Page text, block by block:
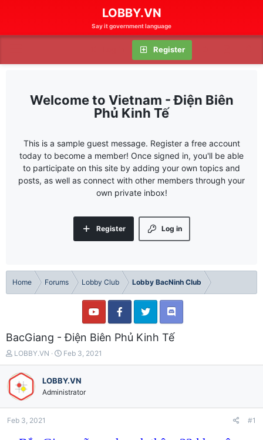
LOBBY.VN
Say it government language
Register
Vietnam - Điện Biên
Phủ Kinh Tế
This is a sample guest message. Register a free account
today to become a member! Once signed in, you'll be able
to participate on this site by adding your own topics and
posts, as well as connect with other members through your
own private inbox!
Log in
Register
Home Forums Lobby Club Lobby BacNinh Club
BacGiang - Điện Biên Phủ Kinh Tế
T
h
r
e
a
d
s
LOBBY.VN
S
t
r
t
d
Feb 3, 2021
LOBBY.VN
Administrator
Feb 3, 2021 #1